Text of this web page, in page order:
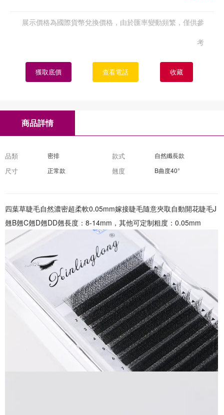
展示價格為國際貨幣兌換價格，由於匯率變動頻繁，僅供參
考
獲取底價 查看電話 收藏
商品詳情
品類 密排 款式 自然纖長款
尺寸 正常款 翹度 B曲度40°
四葉草睫毛自然濃密超柔軟0.05mm嫁接睫毛隨意夾取自動開花睫毛J
翹B翹C翹D翹DD翹長度：8-14mm，其他可定制粗度：0.05mm